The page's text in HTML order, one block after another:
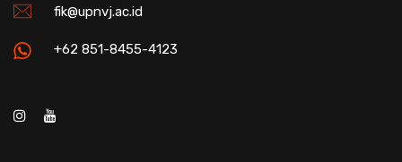
fik@upnvj.ac.id
+62 851-8455-4123